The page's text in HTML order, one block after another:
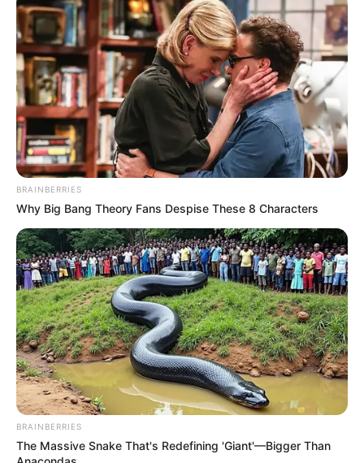
Γ’ Παγκόσμιο Πόλεμο… Ο σταρ του Χόλιγουντ Μελ...
ΔΙΕΘΝΗ ΣΗΜΑΝΤΙΚΕΣ ΕΙΔΗΣΕΙΣ
Το Κρεμλίνο εκκενώνει επειγόντως
Ρώσους από το Ισραήλ με
μεταμεσονύκτιες πτήσεις — Τι γνωρίζει
ο Πούτιν;
Το Κρεμλίνο εκκενώνει επειγόντως Ρώσους από το Ισραήλ
με μεταμεσονύκτιες πτήσεις — Τι γνωρίζει ο Πούτιν; Σε μια
κίνηση που δεν έχει σχεδόν καμία κάλυψη...
BRAINBERRIES
Why Big Bang Theory Fans Despise These 8 Characters
BRAINBERRIES
The Massive Snake That's Redefining 'Giant'—Bigger Than